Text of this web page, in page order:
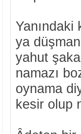
Yanındaki
ya
yahut
namazı
oynama
kesir olup